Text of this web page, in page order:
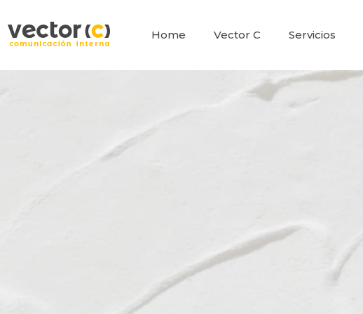
al
contenido
Home Vector C Servicios